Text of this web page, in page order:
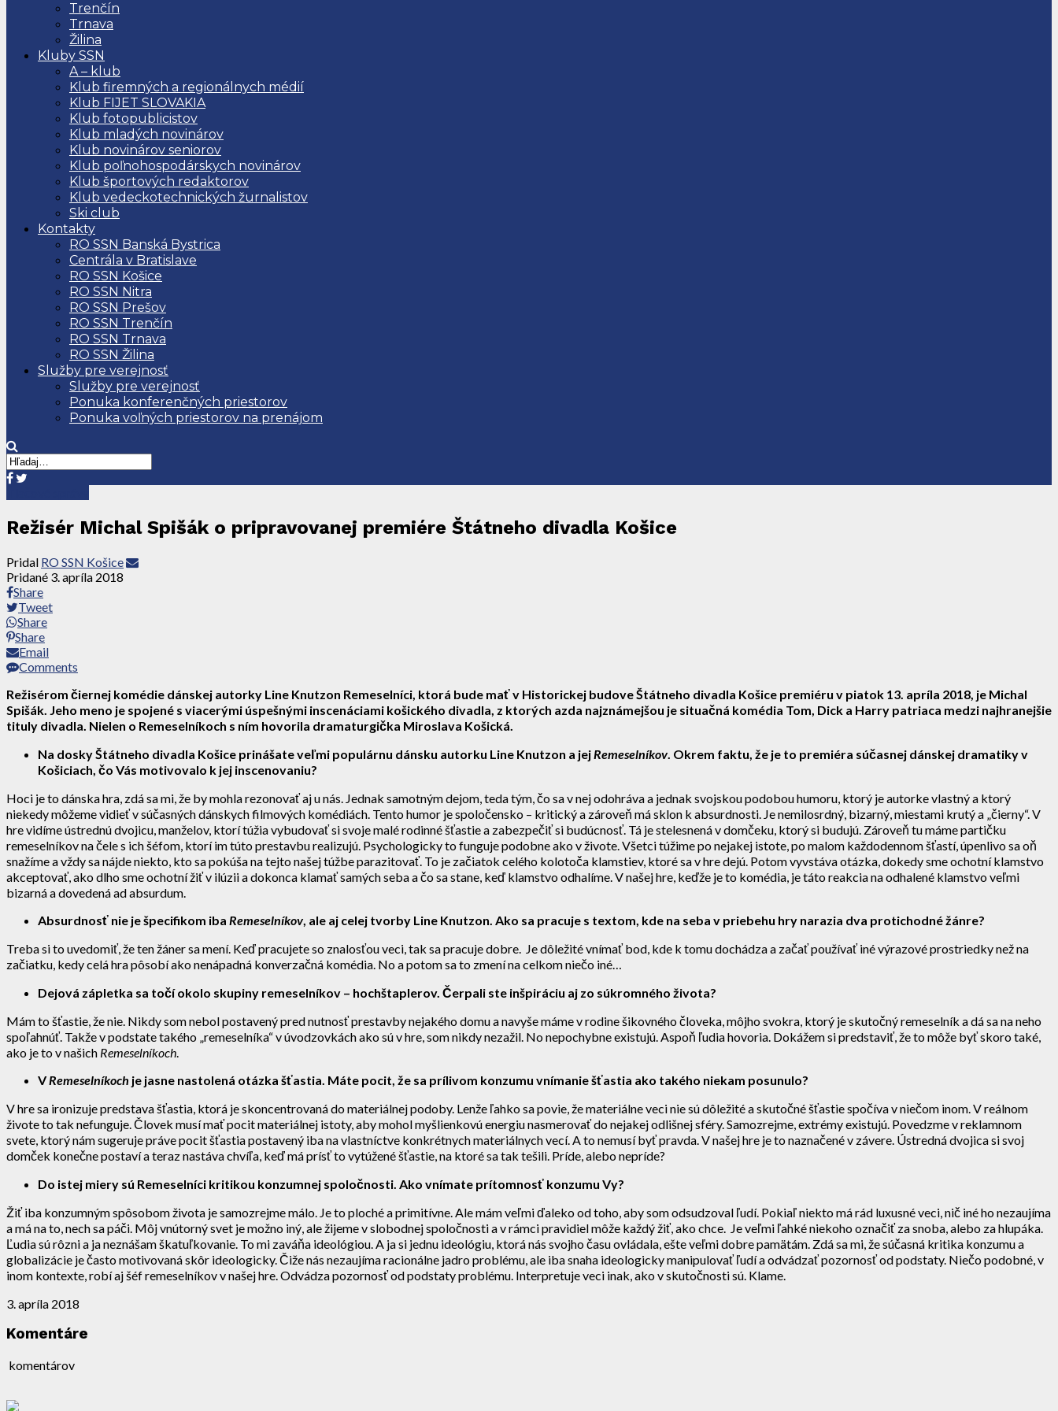
Trenčín
Trnava
Žilina
Kluby SSN
A – klub
Klub firemných a regionálnych médií
Klub FIJET SLOVAKIA
Klub fotopublicistov
Klub mladých novinárov
Klub novinárov seniorov
Klub poľnohospodárskych novinárov
Klub športových redaktorov
Klub vedeckotechnických žurnalistov
Ski club
Kontakty
RO SSN Banská Bystrica
Centrála v Bratislave
RO SSN Košice
RO SSN Nitra
RO SSN Prešov
RO SSN Trenčín
RO SSN Trnava
RO SSN Žilina
Služby pre verejnosť
Služby pre verejnosť
Ponuka konferenčných priestorov
Ponuka voľných priestorov na prenájom
Režisér Michal Spišák o pripravovanej premiére Štátneho divadla Košice
Pridal RO SSN Košice
Pridané 3. apríla 2018
Share
Tweet
Share
Share
Email
Comments
Režisérom čiernej komédie dánskej autorky Line Knutzon Remeselníci, ktorá bude mať v Historickej budove Štátneho divadla Košice premiéru v piatok 13. apríla 2018, je Michal
Spišák. Jeho meno je spojené s viacerými úspešnými inscenáciami košického divadla, z ktorých azda najznámejšou je situačná komédia Tom, Dick a Harry patriaca medzi najhranejšie
tituly divadla. Nielen o Remeselníkoch s ním hovorila dramaturgička Miroslava Košická.
Na dosky Štátneho divadla Košice prinášate veľmi populárnu dánsku autorku Line Knutzon a jej Remeselníkov . Okrem faktu, že je to premiéra súčasnej dánskej dramatiky v
Košiciach, čo Vás motivovalo k jej inscenovaniu?
Hoci je to dánska hra, zdá sa mi, že by mohla rezonovať aj u nás. Jednak samotným dejom, teda tým, čo sa v nej odohráva a jednak svojskou podobou humoru, ktorý je autorke vlastný a ktorý
niekedy môžeme vidieť v súčasných dánskych filmových komédiách. Tento humor je spoločensko – kritický a zároveň má sklon k absurdnosti. Je nemilosrdný, bizarný, miestami krutý a „čierny“. V
hre vidíme ústrednú dvojicu, manželov, ktorí túžia vybudovať si svoje malé rodinné šťastie a zabezpečiť si budúcnosť. Tá je stelesnená v domčeku, ktorý si budujú. Zároveň tu máme partičku
remeselníkov na čele s ich šéfom, ktorí im túto prestavbu realizujú. Psychologicky to funguje podobne ako v živote. Všetci túžime po nejakej istote, po malom každodennom šťastí, úpenlivo sa oň
snažíme a vždy sa nájde niekto, kto sa pokúša na tejto našej túžbe parazitovať. To je začiatok celého kolotoča klamstiev, ktoré sa v hre dejú. Potom vyvstáva otázka, dokedy sme ochotní klamstvo
akceptovať, ako dlho sme ochotní žiť v ilúzii a dokonca klamať samých seba a čo sa stane, keď klamstvo odhalíme. V našej hre, keďže je to komédia, je táto reakcia na odhalené klamstvo veľmi
bizarná a dovedená ad absurdum.
Absurdnosť nie je špecifikom iba Remeselníkov , ale aj celej tvorby Line Knutzon. Ako sa pracuje s textom, kde na seba v priebehu hry narazia dva protichodné žánre?
Treba si to uvedomiť, že ten žáner sa mení. Keď pracujete so znalosťou veci, tak sa pracuje dobre. Je dôležité vnímať bod, kde k tomu dochádza a začať používať iné výrazové prostriedky než na
začiatku, kedy celá hra pôsobí ako nenápadná konverzačná komédia. No a potom sa to zmení na celkom niečo iné…
Dejová zápletka sa točí okolo skupiny remeselníkov – hochštaplerov. Čerpali ste inšpiráciu aj zo súkromného života?
Mám to šťastie, že nie. Nikdy som nebol postavený pred nutnosť prestavby nejakého domu a navyše máme v rodine šikovného človeka, môjho svokra, ktorý je skutočný remeselník a dá sa na neho
spoľahnúť. Takže v podstate takého „remeselníka“ v úvodzovkách ako sú v hre, som nikdy nezažil. No nepochybne existujú. Aspoň ľudia hovoria. Dokážem si predstaviť, že to môže byť skoro také,
ako je to v našich Remeselníkoch
VRemeselníkoch je jasne nastolená otázka šťastia. Máte pocit, že sa prílivom konzumu vnímanie šťastia ako takého niekam posunulo?
V hre sa ironizuje predstava šťastia, ktorá je skoncentrovaná do materiálnej podoby. Lenže ľahko sa povie, že materiálne veci nie sú dôležité a skutočné šťastie spočíva v niečom inom. V reálnom
živote to tak nefunguje. Človek musí mať pocit materiálnej istoty, aby mohol myšlienkovú energiu nasmerovať do nejakej odlišnej sféry. Samozrejme, extrémy existujú. Povedzme v reklamnom
svete, ktorý nám sugeruje práve pocit šťastia postavený iba na vlastníctve konkrétnych materiálnych vecí. A to nemusí byť pravda. V našej hre je to naznačené v závere. Ústredná dvojica si svoj
domček konečne postaví a teraz nastáva chvíľa, keď má prísť to vytúžené šťastie, na ktoré sa tak tešili. Príde, alebo nepríde?
Do istej miery sú Remeselníci kritikou konzumnej spoločnosti. Ako vnímate prítomnosť konzumu Vy?
Žiť iba konzumným spôsobom života je samozrejme málo. Je to ploché a primitívne. Ale mám veľmi ďaleko od toho, aby som odsudzoval ľudí. Pokiaľ niekto má rád luxusné veci, nič iné ho nezaujíma
a má na to, nech sa páči. Môj vnútorný svet je možno iný, ale žijeme v slobodnej spoločnosti a v rámci pravidiel môže každý žiť, ako chce. Je veľmi ľahké niekoho označiť za snoba, alebo za hlupáka.
Ľudia sú rôzni a ja neznášam škatuľkovanie. To mi zaváňa ideológiou. A ja si jednu ideológiu, ktorá nás svojho času ovládala, ešte veľmi dobre pamätám. Zdá sa mi, že súčasná kritika konzumu a
globalizácie je často motivovaná skôr ideologicky. Čiže nás nezaujíma racionálne jadro problému, ale iba snaha ideologicky manipulovať ľudí a odvádzať pozornosť od podstaty. Niečo podobné, v
inom kontexte, robí aj šéf remeselníkov v našej hre. Odvádza pozornosť od podstaty problému. Interpretuje veci inak, ako v skutočnosti sú. Klame.
3. apríla 2018
Komentáre
komentárov